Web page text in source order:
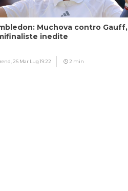
Muchova contro Gauff,
inedite
26 Mar Lug 19:22 2 min